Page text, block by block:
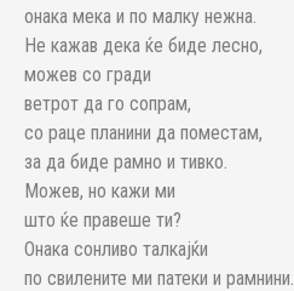
онака мека и по малку нежна.
Не кажав дека ќе биде лесно,
можев со гради
ветрот да го сопрам,
со раце планини да поместам,
за да биде рамно и тивко.
Можев, но кажи ми
што ќе правеше ти?
Онака сонливо талкајќи
по свилените ми патеки и рамнини.